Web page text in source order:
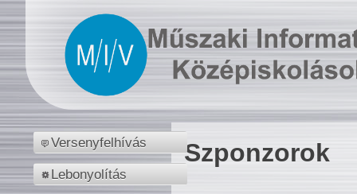
Versenyfelhívás
Lebonyolítás
Szponzorok